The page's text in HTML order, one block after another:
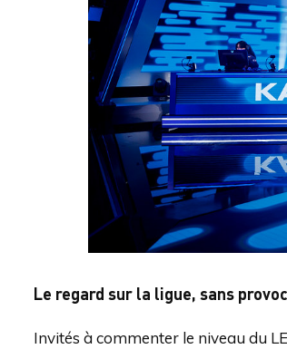
Le regard sur la ligue, sans
Invités à commenter le niveau du